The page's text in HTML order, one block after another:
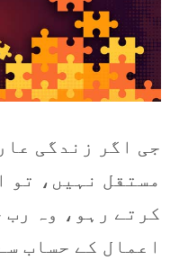
جی اگر زندگی
مستقل نہیں، تو
کرتے رہو، وہ
اعمال کے حساب